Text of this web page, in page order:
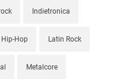
Indietronica
Hop Latin Rock
Metalcore